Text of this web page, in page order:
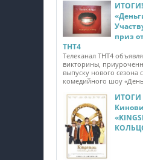
приз
ТНТ4
Телеканал ТНТ4
викторины,
выпуску нового сезона
комедийного шоу
ИТОГИ